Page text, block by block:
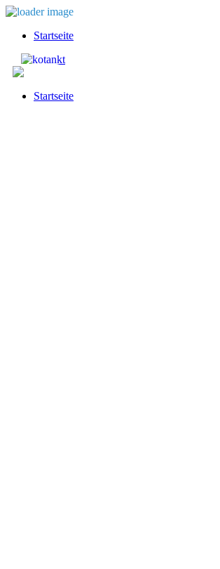
Startseite
Startseite